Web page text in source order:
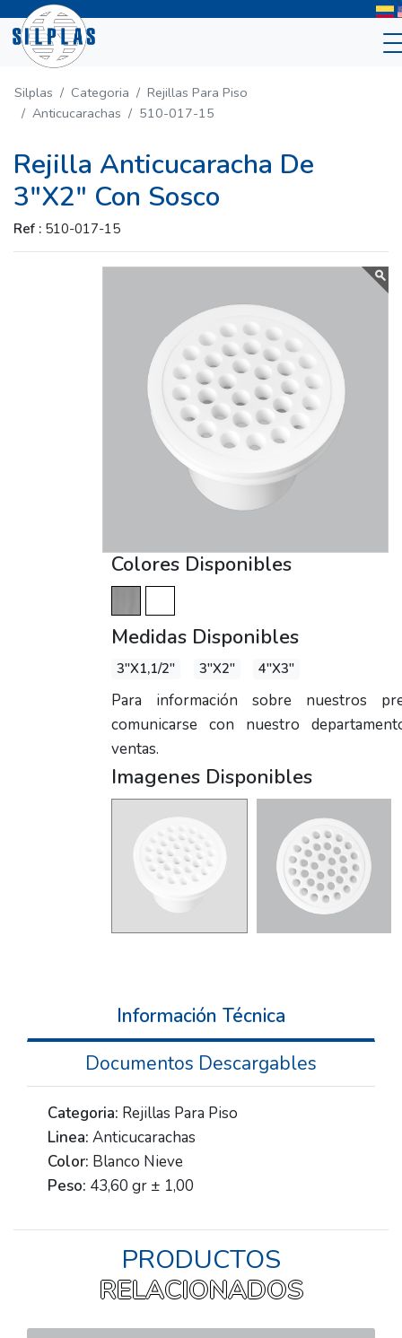
Silplas Categoria
Rejillas Para Piso
Anticucarachas
510-017-15
Rejilla Anticucaracha De
3"X2" Con Sosco
Ref : 510-017-15
Colores Disponibles
Medidas Disponibles
3"X1,1/2" 3"X2" 4"X3"
Para información sobre nuestros
comunicarse con nuestro
ventas.
Imagenes Disponibles
Información Técnica
Documentos Descargables
Categoria: Rejillas Para Piso
Linea:Anticucarachas
Color: Blanco Nieve
Peso: 43,60 gr ± 1,00
PRODUCTOS
RELACIONADOS